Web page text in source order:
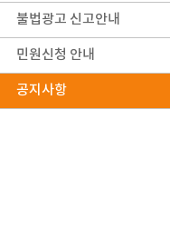
불법광고 신고안내
민원신청 안내
공지사항